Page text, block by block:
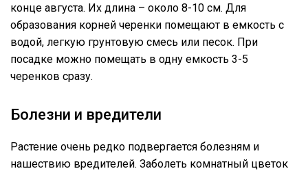
конце августа. Их длина – около 8-10 см. Для
образования корней черенки помещают в емкость с
водой, легкую грунтовую смесь или песок. При
посадке можно помещать в одну емкость 3-5
черенков сразу.
Болезни и вредители
Растение очень редко подвергается болезням и
нашествию вредителей. Заболеть комнатный цветок